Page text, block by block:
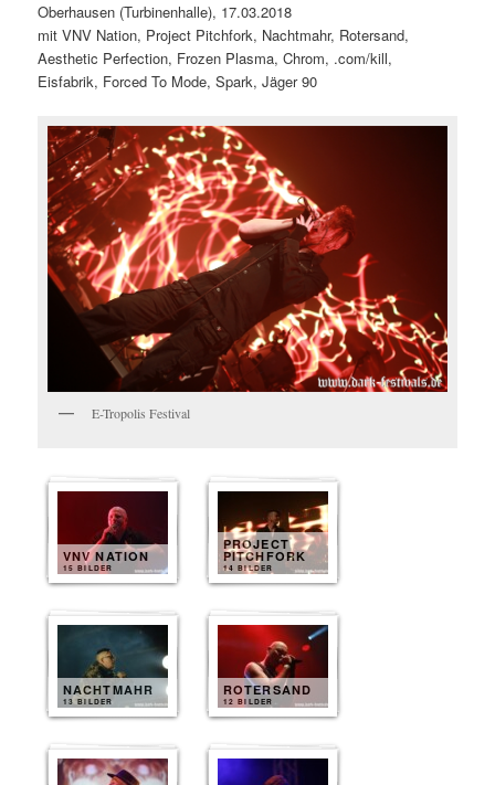
Oberhausen (Turbinenhalle), 17.03.2018
mit VNV Nation, Project Pitchfork, Nachtmahr, Rotersand,
Aesthetic Perfection, Frozen Plasma, Chrom, .com/kill,
Eisfabrik, Forced To Mode, Spark, Jäger 90
E-Tropolis Festival
VNV NATION
15 BILDER
PROJECT
PITCHFORK
14 BILDER
NACHTMAHR
13 BILDER
ROTERSAND
12 BILDER